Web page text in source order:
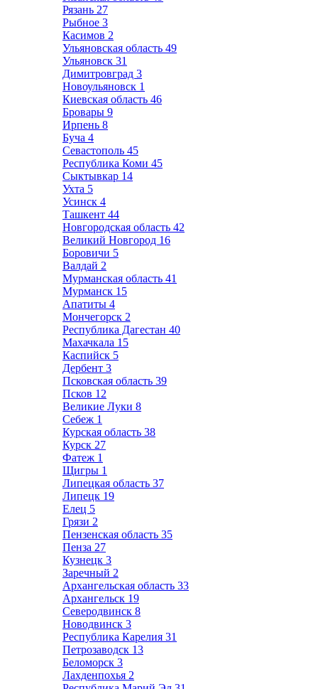
Рязань 27
Рыбное 3
Касимов 2
Ульяновская область 49
Ульяновск 31
Димитровград 3
Новоульяновск 1
Киевская область 46
Бровары 9
Ирпень 8
Буча 4
Севастополь 45
Республика Коми 45
Сыктывкар 14
Ухта 5
Усинск 4
Ташкент 44
Новгородская область 42
Великий Новгород 16
Боровичи 5
Валдай 2
Мурманская область 41
Мурманск 15
Апатиты 4
Мончегорск 2
Республика Дагестан 40
Махачкала 15
Каспийск 5
Дербент 3
Псковская область 39
Псков 12
Великие Луки 8
Себеж 1
Курская область 38
Курск 27
Фатеж 1
Щигры 1
Липецкая область 37
Липецк 19
Елец 5
Грязи 2
Пензенская область 35
Пенза 27
Кузнецк 3
Заречный 2
Архангельская область 33
Архангельск 19
Северодвинск 8
Новодвинск 3
Республика Карелия 31
Петрозаводск 13
Беломорск 3
Лахденпохья 2